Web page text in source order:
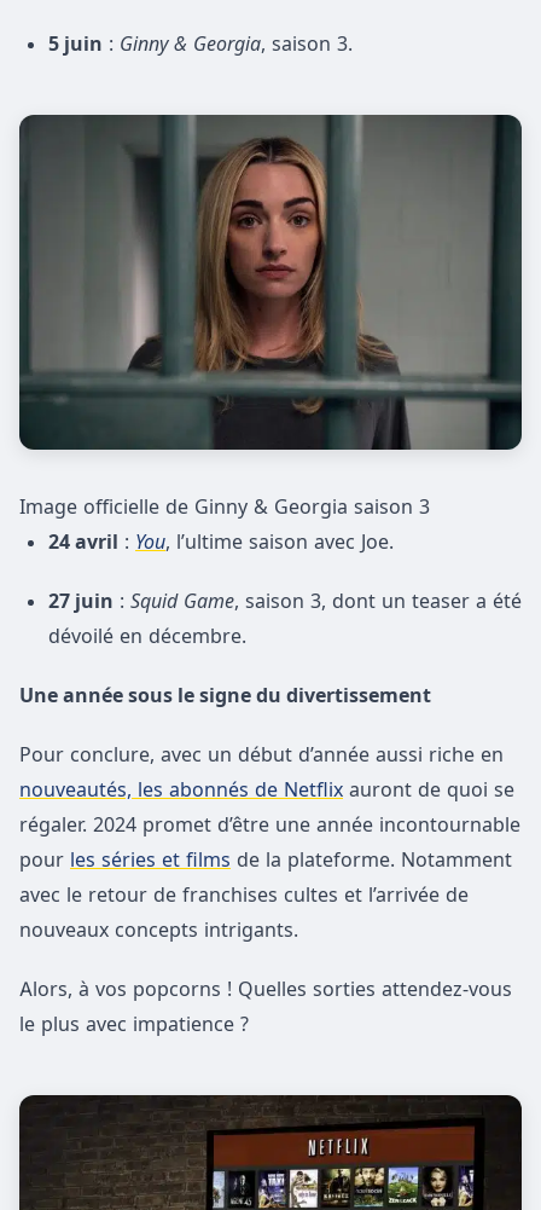
5 juin : Ginny & Georgia, saison 3.
Image officielle de Ginny & Georgia saison 3
24 avril : You, l’ultime saison avec Joe.
27 juin : Squid Game, saison 3, dont un teaser a été
dévoilé en décembre.
Une année sous le signe du divertissement
Pour conclure, avec un début d’année aussi riche en
nouveautés, les abonnés de Netflix auront de quoi se
régaler. 2024 promet d’être une année incontournable
pour les séries et films de la plateforme. Notamment
avec le retour de franchises cultes et l’arrivée de
nouveaux concepts intrigants.
Alors, à vos popcorns ! Quelles sorties attendez-vous
le plus avec impatience ?